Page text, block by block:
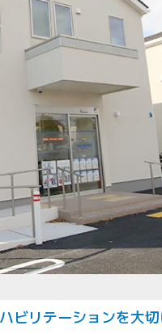
ビリテーションを大